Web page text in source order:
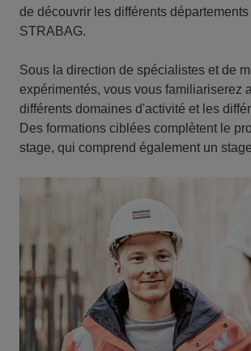
de découvrir les différents
STRABAG.
Sous la direction de spécialistes et de
expérimentés, vous vous familiariserez
différents domaines d'activité et les
Des formations ciblées complètent le
stage, qui comprend également un